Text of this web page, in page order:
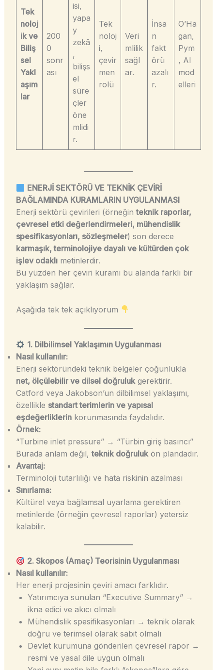
Tek
noloj
ik ve
Biliş
sel
Yakl
aşım
lar
200
0
sonr
ası
isi,
yapa
y
zekâ
,
bilişs
el
süre
çler
öne
mlidi
r.
Tek
noloj
i,
çevir
men
rolü
Veri
mlilik
sağl
ar.
İnsa
n
fakt
örü
azalı
r.
O’Ha
gan,
Pym
, AI
mod
elleri
ENERJİ SEKTÖRÜ VE TEKNİK ÇEVİRİ
BAĞLAMINDA KURAMLARIN UYGULANMASI
Enerji sektörü çevirileri (örneğinteknik raporlar,
çevresel etki değerlendirmeleri, mühendislik
spesifikasyonları, sözleşmeler) son derece
karmaşık, terminolojiye dayalı ve kültürden çok
işlev odaklımetinlerdir.
Bu yüzden her çeviri kuramı bu alanda farklı bir
yaklaşım sağlar.
Aşağıda tek tek açıklıyorum
1. Dilbilimsel Yaklaşımın Uygulanması
Nasıl kullanılır:
Enerji sektöründeki teknik belgeler çoğunlukla
net, ölçülebilir ve dilsel doğrulukgerektirir.
Catford veya Jakobson’un dilbilimsel yaklaşımı,
özellikle standart terimlerin ve yapısal
eşdeğerliklerinkorunmasında faydalıdır.
Örnek:
“Turbine inlet pressure” → “Türbin giriş basıncı”
Burada anlam değil,teknik doğrulukön plandadır.
Avantaj:
Terminoloji tutarlılığı ve hata riskinin azalması
Sınırlama:
Kültürel veya bağlamsal uyarlama gerektiren
metinlerde (örneğin çevresel raporlar) yetersiz
kalabilir.
2. Skopos (Amaç) Teorisinin Uygulanması
Nasıl kullanılır:
Her enerji projesinin çeviri amacı farklıdır.
Yatırımcıya sunulan “Executive Summary” →
ikna edici ve akıcı olmalı
Mühendislik spesifikasyonları → teknik olarak
doğru ve terimsel olarak sabit olmalı
Devlet kurumuna gönderilen çevresel rapor →
resmi ve yasal dile uygun olmalı